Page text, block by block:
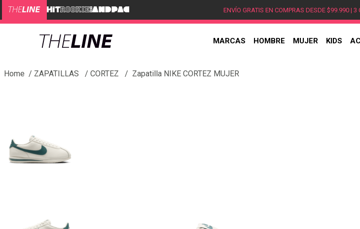
ENVÍO GRATIS EN COMPRAS DESDE $99.990 | 3
MARCAS HOMBRE MUJER KIDS
ZAPATILLAS CORTEZ Zapatilla NIKE CORTEZ MUJER